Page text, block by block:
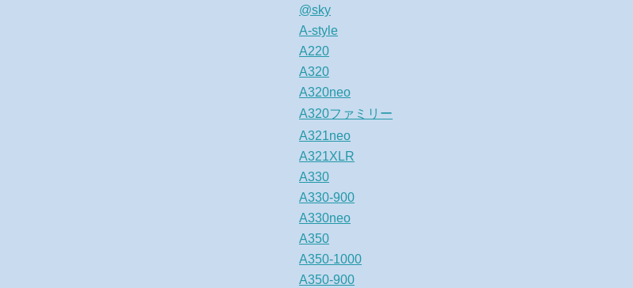
@sky
A-style
A220
A320
A320neo
A320ファミリー
A321neo
A321XLR
A330
A330-900
A330neo
A350
A350-1000
A350-900